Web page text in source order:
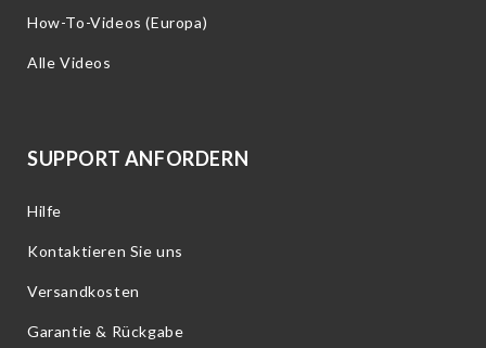
How-To-Videos (Europa)
Alle Videos
SUPPORT ANFORDERN
Hilfe
Kontaktieren Sie uns
Versandkosten
Garantie & Rückgabe